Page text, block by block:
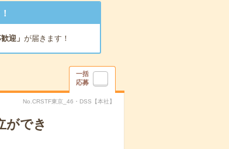
迎」 が届きます！
一括
応募
No.CRSTF東京_46・DSS【本社】
ができ